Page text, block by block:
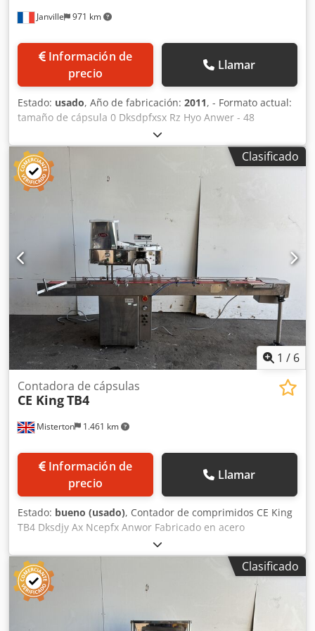
Janville 971 km
Información de
precio
Llamar
Estado: usado, Año de fabricación: 2011, - Formato actual:
tamaño de cápsula 0 Dksdpfxsx Rz Hyo Anwer - 48
estaciones - Capacidad máxima: 200.000 cápsulas/hora -
Control de peso automático - Año: 2001 y reforma
completa en 2011/12 - Repuestos disponibles. - Toda la
documentación y archivos de calificación farmacéutica
disponibles.
Clasificado
1 / 6
Misterton 1.461 km
Contadora de cápsulas
CE KingTB4
Información de
precio
Llamar
Estado: bueno (usado), Contador de comprimidos CE King
TB4 Dksdjy Ax Ncepfx Anwor Fabricado en acero
inoxidable, contador electrónico de comprimidos o
cápsulas, de dos canales, tolva de producto con tapa
superior y control de frecuencia de vibración para la
alimentación del producto en el canal de dosificación,
montado sobre transportador de cadena de lamas de 3000
mm x 100 mm, llena hasta 30 envases por minuto,
Clasificado